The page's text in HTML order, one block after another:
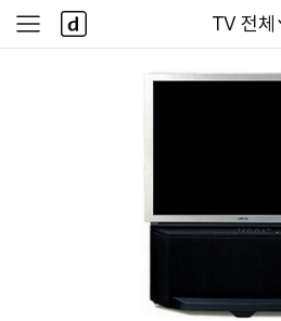
다나와
TV 전체
사
이
다
나
와